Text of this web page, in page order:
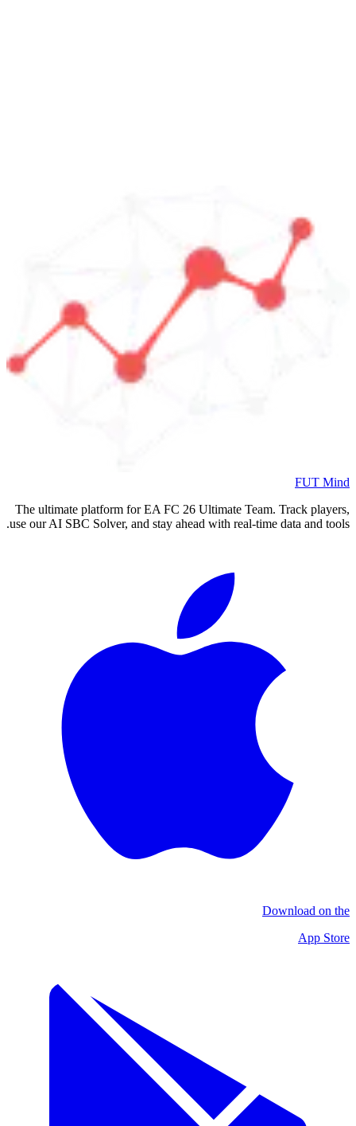
FUT Mind
The ultimate platform for EA FC 26 Ultimate Team. Track players,
use our AI SBC Solver, and stay ahead with real-time data and tools.
Download on the
App Store